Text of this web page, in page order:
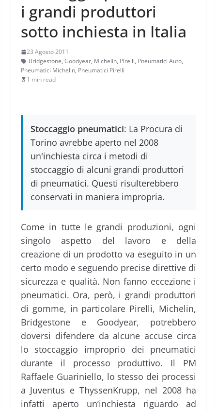
i grandi produttori
sotto inchiesta in Italia
23 Agosto 2011
Bridgestone, Goodyear, Michelin, Pirelli, Pneumatici Auto,
Pneumatici Michelin, Pneumatici Pirelli
1 min read
Stoccaggio pneumatici: La Procura di
Torino avrebbe aperto nel 2008
un'inchiesta circa i metodi di
stoccaggio di alcuni grandi produttori
di pneumatici. Questi risulterebbero
conservati in maniera impropria.
Come in tutte le grandi produzioni, ogni
singolo aspetto del lavoro e della
creazione di un prodotto va eseguito in un
certo modo e seguendo precise direttive di
sicurezza e qualità. Non fanno eccezione i
pneumatici. Ora, però, i grandi produttori
di gomme, in particolare Pirelli, Michelin,
Bridgestone e Goodyear, potrebbero
doversi difendere da alcune accuse circa
lo stoccaggio improprio dei pneumatici
durante il processo produttivo. Il PM
Raffaele Guariniello, lo stesso dei processi
a Juventus e ThyssenKrupp, nel 2008 ha
infatti aperto un’inchiesta riguardo ad